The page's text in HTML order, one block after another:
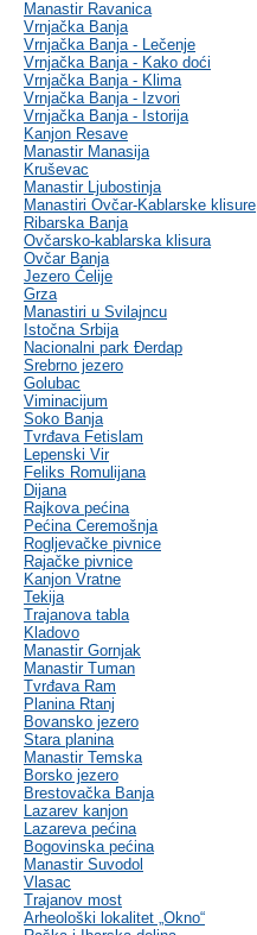
Manastir Ravanica
Vrnjačka Banja
Vrnjačka Banja - Lečenje
Vrnjačka Banja - Kako doći
Vrnjačka Banja - Klima
Vrnjačka Banja - Izvori
Vrnjačka Banja - Istorija
Kanjon Resave
Manastir Manasija
Kruševac
Manastir Ljubostinja
Manastiri Ovčar-Kablarske klisure
Ribarska Banja
Ovčarsko-kablarska klisura
Ovčar Banja
Jezero Ćelije
Grza
Manastiri u Svilajncu
Istočna Srbija
Nacionalni park Đerdap
Srebrno jezero
Golubac
Viminacijum
Soko Banja
Tvrđava Fetislam
Lepenski Vir
Feliks Romulijana
Dijana
Rajkova pećina
Pećina Ceremošnja
Rogljevačke pivnice
Rajačke pivnice
Kanjon Vratne
Tekija
Trajanova tabla
Kladovo
Manastir Gornjak
Manastir Tuman
Tvrđava Ram
Planina Rtanj
Bovansko jezero
Stara planina
Manastir Temska
Borsko jezero
Brestovačka Banja
Lazarev kanjon
Lazareva pećina
Bogovinska pećina
Manastir Suvodol
Vlasac
Trajanov most
Arheološki lokalitet „Okno“